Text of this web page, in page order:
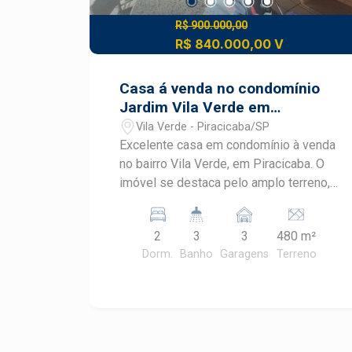
R$ 900.000,00
R$ 840.000,00 V
Casa á venda no condomínio
Jardim Vila Verde em
Piracicaba
Vila Verde - Piracicaba/SP
Excelente casa em condomínio à venda
no bairro Vila Verde, em Piracicaba. O
imóvel se destaca pelo amplo terreno,
funcionais, oferecendo conforto e
privacidade para toda a família.
Localizada no Vila Verde, esta é uma
2
Dorm.
3
Banho
3
Garagens
480 m²
Terreno